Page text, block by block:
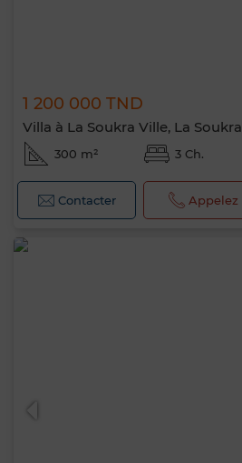
1 200 000 TND
Villa à La Soukra Ville, La Soukra
300 m² 3 Ch.
Contacter Appelez